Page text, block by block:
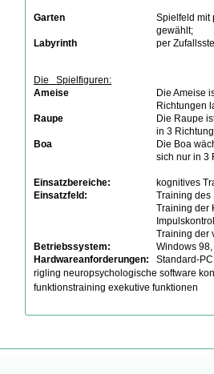
Garten
Spielfeld mit
gewählt;
Labyrinth
per
Die Spielfiguren:
Ameise
Die Ameise
Richtungen
Raupe
Die Raupe
in 3
Boa
Die Boa
sich nur in 3
Einsatzbereiche:
kognitives
Einsatzfeld:
Training des
Training der
Training der
Betriebssystem:
Windows 98,
Hardwareanforderungen:
Standard-
rigling neuropsychologische software
funktionstraining exekutive funktionen